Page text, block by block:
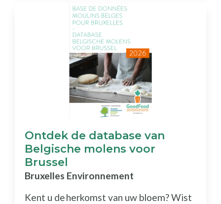
Ontdek de database van
Belgische molens voor
Brussel
Bruxelles Environnement
Kent u de herkomst van uw bloem? Wist